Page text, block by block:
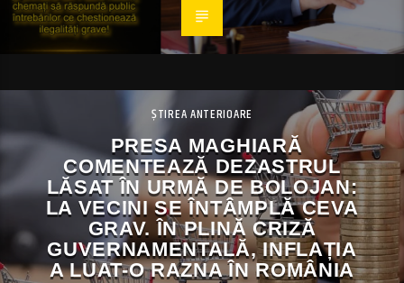
ȘTIREA ANTERIOARE
PRESA MAGHIARĂ
COMENTEAZĂ DEZASTRUL
LĂSAT ÎN URMĂ DE BOLOJAN:
LA VECINI SE ÎNTÂMPLĂ CEVA
GRAV. ÎN PLINĂ CRIZĂ
GUVERNAMENTALĂ, INFLAȚIA
A LUAT-O RAZNA ÎN ROMÂNIA